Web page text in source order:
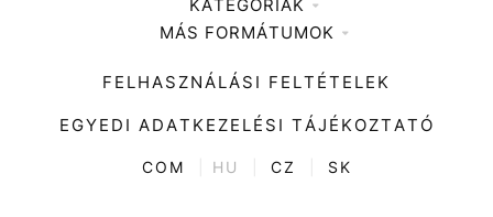
Médiaajánlat
KATEGÓRIÁK
Zene
Divat
Kultúra
ENTR
MÁS FORMÁTUMOK
FELHASZNÁLÁSI FELTÉTELEK
EGYEDI ADATKEZELÉSI TÁJÉKOZTATÓ
COM HU CZ SK